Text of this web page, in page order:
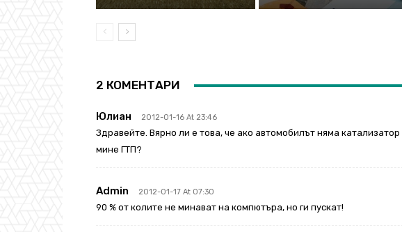
2 КОМЕНТАРИ
Юлиан 2012-01-16 At 23:46
Здравейте. Вярно ли е това, че ако автомобилът няма
мине ГТП?
Admin 2012-01-17 At 07:30
90 % от колите не минават на компютъра, но ги пускат!